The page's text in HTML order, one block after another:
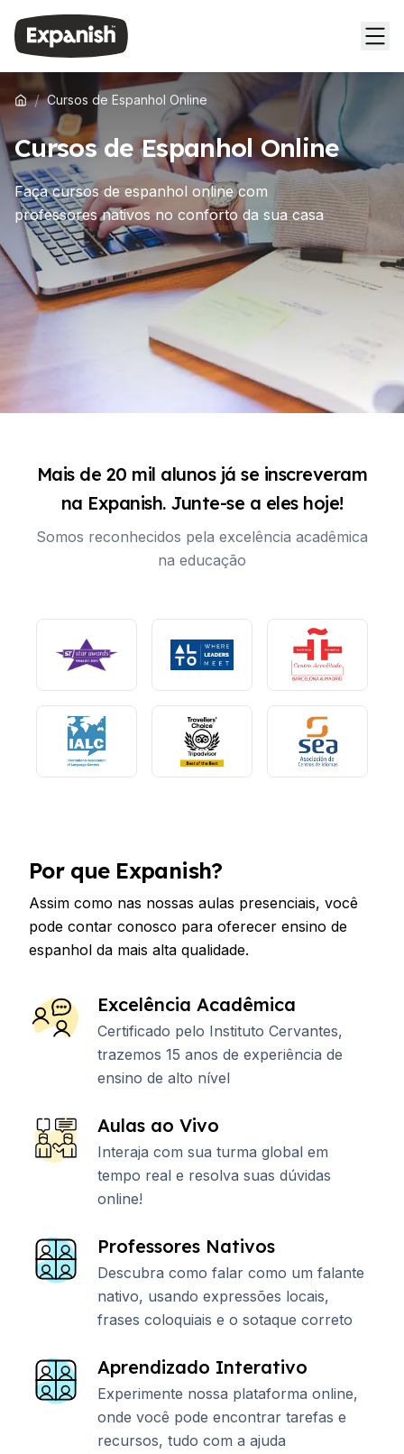
/ Cursos de Espanhol Online
Cursos de Espanhol Online
Faça cursos de espanhol online com
professores nativos no conforto da sua casa
Mais de 20 mil alunos já se inscreveram
na Expanish. Junte-se a eles hoje!
Somos reconhecidos pela excelência acadêmica
na educação
Por que Expanish?
Assim como nas nossas aulas presenciais, você
pode contar conosco para oferecer ensino de
espanhol da mais alta qualidade.
Excelência Acadêmica
Certificado pelo Instituto Cervantes,
trazemos 15 anos de experiência de
ensino de alto nível
Aulas ao Vivo
Interaja com sua turma global em
tempo real e resolva suas dúvidas
online!
Professores Nativos
Descubra como falar como um falante
nativo, usando expressões locais,
frases coloquiais e o sotaque correto
Aprendizado Interativo
Experimente nossa plataforma online,
onde você pode encontrar tarefas e
recursos, tudo com a ajuda